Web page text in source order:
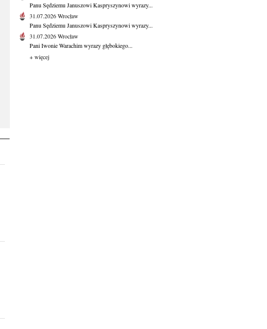
Panu Sędziemu Januszowi Kaspryszynowi wyrazy...
31.07.2026Wrocław
Panu Sędziemu Januszowi Kaspryszynowi wyrazy...
31.07.2026Wrocław
Pani Iwonie Warachim wyrazy głębokiego...
+ więcej